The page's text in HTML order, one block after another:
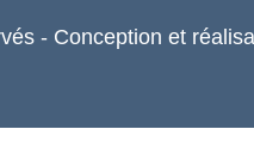
- Conception et